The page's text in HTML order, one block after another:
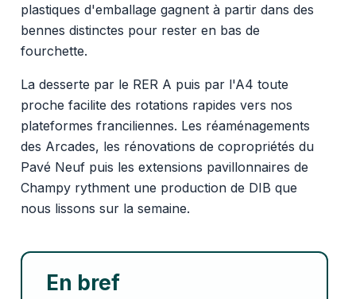
plastiques d'emballage gagnent à partir dans des
bennes distinctes pour rester en bas de
fourchette.
La desserte par le RER A puis par l'A4 toute
proche facilite des rotations rapides vers nos
plateformes franciliennes. Les réaménagements
des Arcades, les rénovations de copropriétés du
Pavé Neuf puis les extensions pavillonnaires de
Champy rythment une production de DIB que
nous lissons sur la semaine.
En bref